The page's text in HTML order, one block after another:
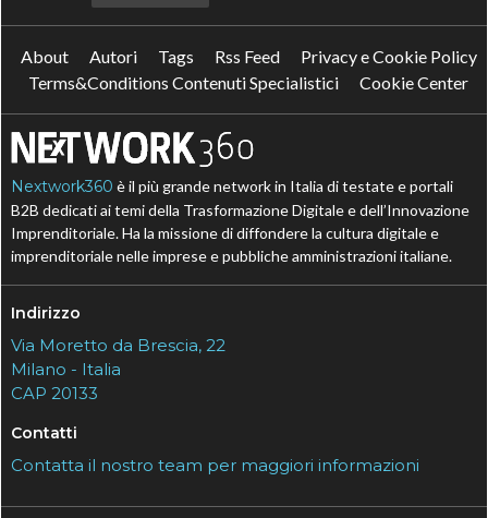
About Autori Tags Rss Feed
Privacy e Cookie Policy
Terms&Conditions Contenuti Specialistici
Cookie Center
Nextwork360 è il più grande network in Italia di testate e portali
B2B dedicati ai temi della Trasformazione Digitale e dell’Innovazione
Imprenditoriale. Ha la missione di diffondere la cultura digitale e
imprenditoriale nelle imprese e pubbliche amministrazioni italiane.
Indirizzo
Via Moretto da Brescia, 22
Milano - Italia
CAP 20133
Contatti
Contatta il nostro team per maggiori informazioni